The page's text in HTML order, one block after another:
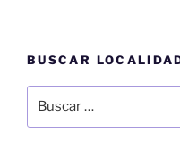
BUSCAR
por: